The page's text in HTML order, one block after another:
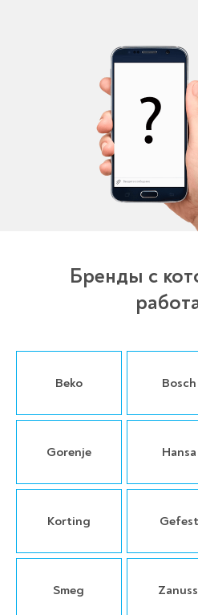
Бренды с
Beko Bosch
Gorenje Hansa
Korting Gefest
Smeg